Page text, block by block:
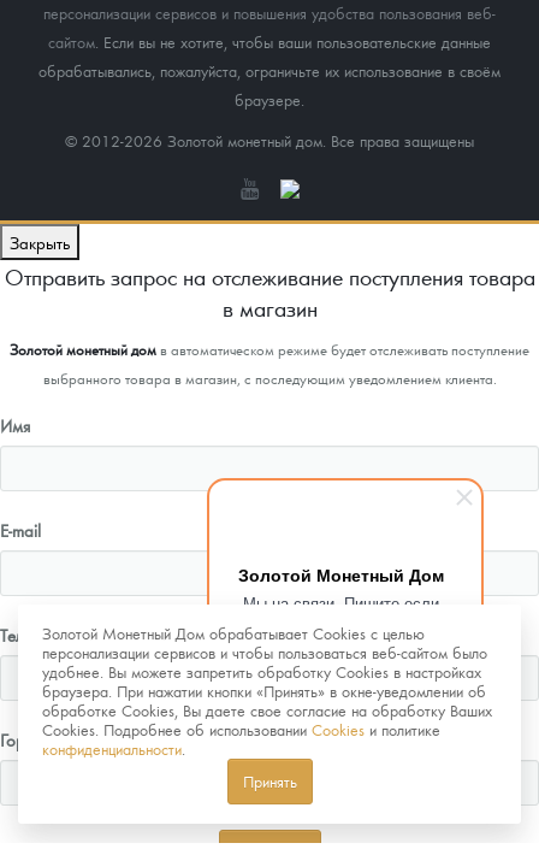
Золотой Монетный Дом
Мы на связи. Пишите если
возникнут любые вопросы.
Рады помочь.
персонализации сервисов и повышения удобства пользования веб-
сайтом. Если вы не хотите, чтобы ваши пользовательские данные
обрабатывались, пожалуйста, ограничьте их использование в своём
браузере.
© 2012-2026 Золотой монетный дом. Все права защищены
Золотой Монетный Дом обрабатывает Cookies с целью
персонализации сервисов и чтобы пользоваться веб-сайтом было
удобнее. Вы можете запретить обработку Cookies в настройках
браузера. При нажатии кнопки «Принять» в окне-уведомлении об
обработке Cookies, Вы даете свое согласие на обработку Ваших
Cookies. Подробнее об использовании Cookies и политике
конфиденциальности
Принять
Закрыть
Отправить запрос на отслеживание поступления товара
в магазин
Золотой монетный домв автоматическом режиме будет отслеживать поступление
выбранного товара в магазин, с последующим уведомлением клиента.
Имя
E-mail
Телефон
Город